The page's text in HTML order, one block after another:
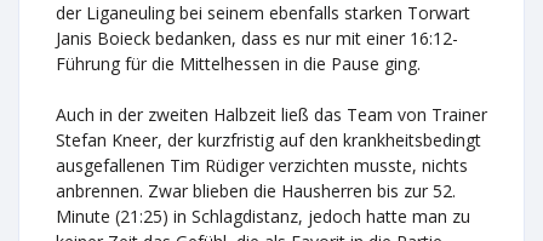
der Liganeuling bei seinem ebenfalls starken Torwart
Janis Boieck bedanken, dass es nur mit einer 16:12-
Führung für die Mittelhessen in die Pause ging.
Auch in der zweiten Halbzeit ließ das Team von Trainer
Stefan Kneer, der kurzfristig auf den krankheitsbedingt
ausgefallenen Tim Rüdiger verzichten musste, nichts
anbrennen. Zwar blieben die Hausherren bis zur 52.
Minute (21:25) in Schlagdistanz, jedoch hatte man zu